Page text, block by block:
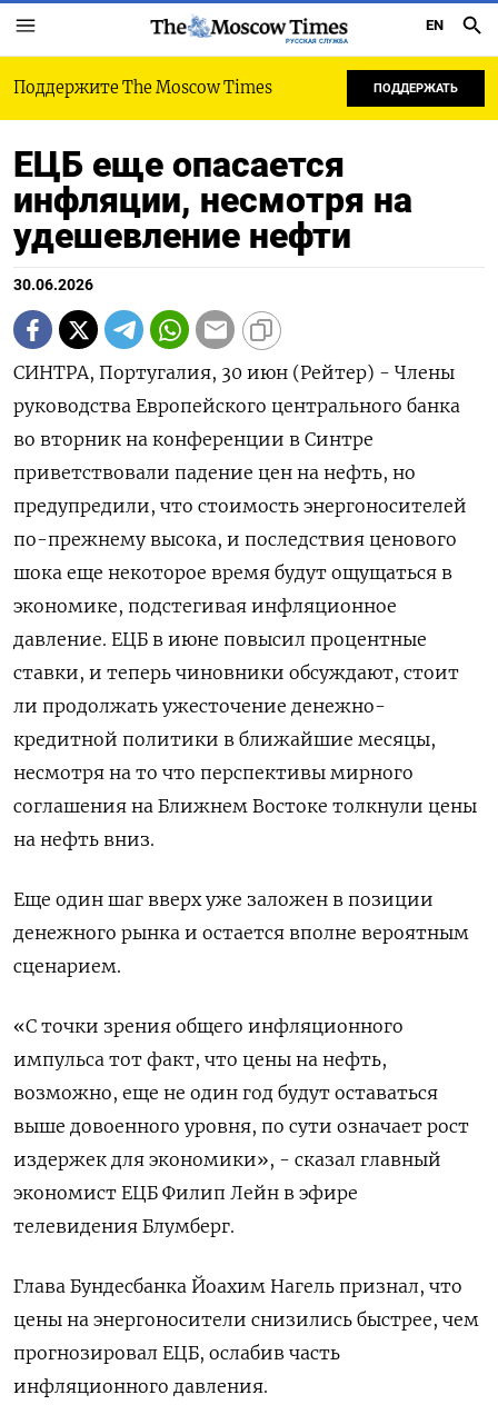
РУССКАЯ СЛУЖБА
EN
Поддержите The Moscow Times ПОДДЕРЖАТЬ
ЕЦБ еще опасается
инфляции, несмотря на
удешевление нефти
30.06.2026
СИНТРА, Португалия, 30 июн (Рейтер) - Члены
руководства Европейского центрального банка
во вторник на конференции в Синтре
приветствовали падение цен на нефть, но
предупредили, что стоимость энергоносителей
по-прежнему высока, и последствия ценового
‌шока еще некоторое время будут ощущаться в
экономике, подстегивая инфляционное
давление. ЕЦБ в июне повысил процентные
ставки, и теперь чиновники обсуждают, стоит
ли продолжать ужесточение денежно-
кредитной политики в ближайшие месяцы, ​
несмотря на то что перспективы мирного ​
соглашения на Ближнем ​Востоке толкнули ⁠цены
на нефть вниз.
Еще один шаг вверх уже заложен в ‌позиции
денежного рынка и остается вполне вероятным
‌сценарием.
«С точки зрения общего инфляционного
импульса тот факт, что цены на нефть,
возможно, еще ​не один год будут оставаться
выше довоенного уровня, по сути означает ‌рост
издержек для экономики», - сказал главный
экономист ЕЦБ Филип Лейн в эфире
телевидения ​Блумберг.
Глава Бундесбанка Йоахим Нагель признал, что
цены на энергоносители снизились быстрее, чем
прогнозировал ‌ЕЦБ, ослабив часть
инфляционного давления.